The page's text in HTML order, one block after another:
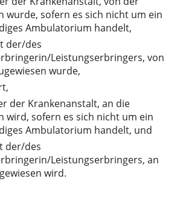
wurde, sofern es sich nicht um ein
Ambulatorium handelt,
der/des
Leistungserbringers, von
wurde,
der Krankenanstalt, an die
wird, sofern es sich nicht um ein
Ambulatorium handelt, und
der/des
Leistungserbringers, an
wird.